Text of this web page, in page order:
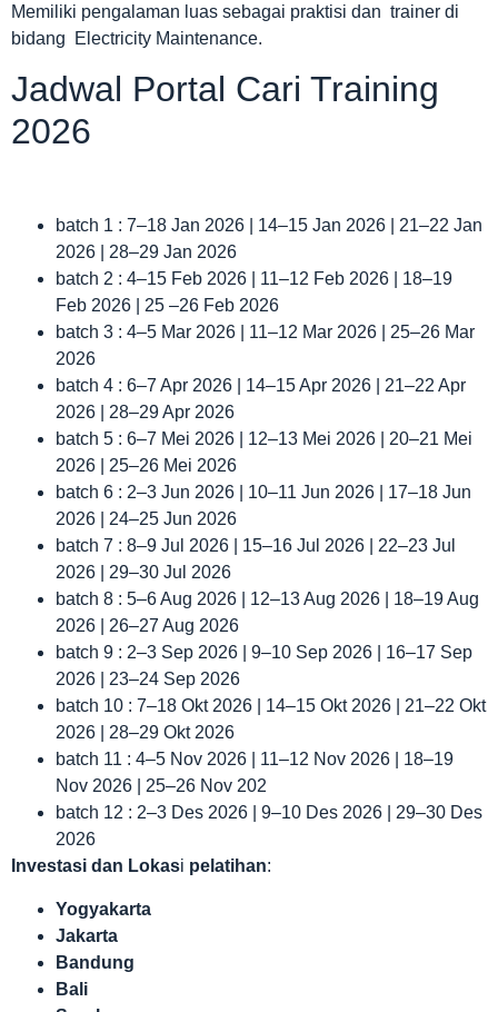
Memiliki pengalaman luas sebagai praktisi dan trainer di
bidang Electricity Maintenance.
Jadwal Portal Cari Training
2026
batch 1 : 7–18 Jan 2026 | 14–15 Jan 2026 | 21–22 Jan
2026 | 28–29 Jan 2026
batch 2 : 4–15 Feb 2026 | 11–12 Feb 2026 | 18–19
Feb 2026 | 25 –26 Feb 2026
batch 3 : 4–5 Mar 2026 | 11–12 Mar 2026 | 25–26 Mar
2026
batch 4 : 6–7 Apr 2026 | 14–15 Apr 2026 | 21–22 Apr
2026 | 28–29 Apr 2026
batch 5 : 6–7 Mei 2026 | 12–13 Mei 2026 | 20–21 Mei
2026 | 25–26 Mei 2026
batch 6 : 2–3 Jun 2026 | 10–11 Jun 2026 | 17–18 Jun
2026 | 24–25 Jun 2026
batch 7 : 8–9 Jul 2026 | 15–16 Jul 2026 | 22–23 Jul
2026 | 29–30 Jul 2026
batch 8 : 5–6 Aug 2026 | 12–13 Aug 2026 | 18–19 Aug
2026 | 26–27 Aug 2026
batch 9 : 2–3 Sep 2026 | 9–10 Sep 2026 | 16–17 Sep
2026 | 23–24 Sep 2026
batch 10 : 7–18 Okt 2026 | 14–15 Okt 2026 | 21–22 Okt
2026 | 28–29 Okt 2026
batch 11 : 4–5 Nov 2026 | 11–12 Nov 2026 | 18–19
Nov 2026 | 25–26 Nov 202
batch 12 : 2–3 Des 2026 | 9–10 Des 2026 | 29–30 Des
2026
Investasi dan Lokasi pelatihan:
Yogyakarta
Jakarta
Bandung
Bali